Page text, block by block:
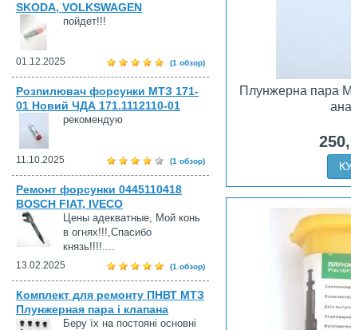
Плунжерна пара
SKODA, VOLKSWAGEN
пойдет!!!
01.12.2025 (1 обзор)
Розпилювач форсунки МТЗ 171-
01 Новий ЧДА 171.1112110-01
рекомендую
11.10.2025 (1 обзор)
Ремонт форсунки 0445110418
BOSCH FIAT, IVECO
Цены адекватные, Мой конь
в огнях!!!,Спасибо
князь!!!!....
13.02.2025 (1 обзор)
Комплект для ремонту ПНВТ МТЗ
Плунжерная пара і клапана
Беру їх на постояні основні